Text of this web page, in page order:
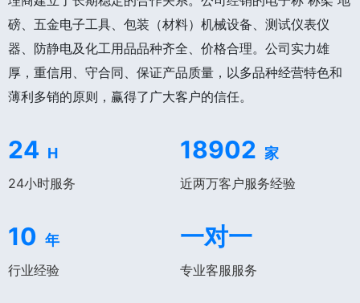
磅、五金电子工具、包装（材料）机械设备、测试仪表仪
器、防静电及化工用品品种齐全、价格合理。公司实力雄
厚，重信用、守合同、保证产品质量，以多品种经营特色和
薄利多销的原则，赢得了广大客户的信任。
24 H
24小时服务
18902 家
近两万客户服务经验
10 年
行业经验
一对一
专业客服服务